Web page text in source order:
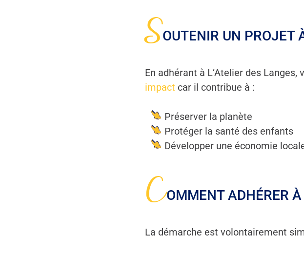
SOUTENIR UN PROJET
En adhérant à L’Atelier des
impact car il contribue à :
Préserver la planète
Protéger la santé des enfants
Développer une économie
COMMENT ADHÉRER À
La démarche est volontairement